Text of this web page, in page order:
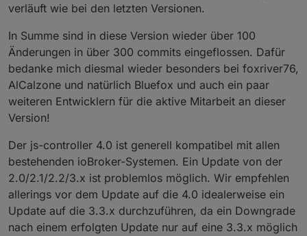
verläuft wie bei den letzten Versionen.
In Summe sind in diese Version wieder über 100
Änderungen in über 300 commits eingeflossen. Dafür
bedanke mich diesmal wieder besonders bei foxriver76,
AlCalzone und natürlich Bluefox und auch ein paar
weiteren Entwicklern für die aktive Mitarbeit an dieser
Version!
Der js-controller 4.0 ist generell kompatibel mit allen
bestehenden ioBroker-Systemen. Ein Update von der
2.0/2.1/2.2/3.x ist problemlos möglich. Wir empfehlen
allerings vor dem Update auf die 4.0 idealerweise ein
Update auf die 3.3.x durchzuführen, da ein Downgrade
nach einem erfolgten Update nur auf eine 3.3.x möglich